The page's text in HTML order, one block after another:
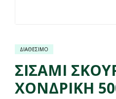
ΔΙΑΘΕΣΙΜΟ
ΣΙΣΑΜΙ
ΧΟΝΔΡΙΚΗ